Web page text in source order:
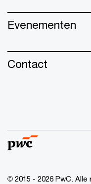
Evenementen
Contact
© 2015 - 2026 PwC.